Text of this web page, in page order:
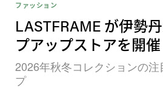
ファッション
LASTFRAME が伊勢
プアップストアを開催
2026年秋冬コレクションの
プ